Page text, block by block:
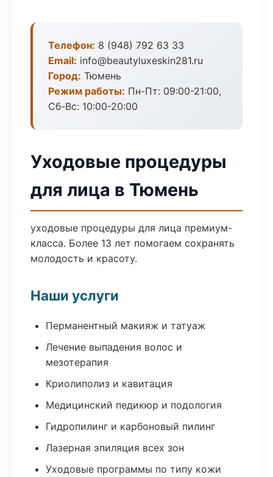
Телефон: 8 (948) 792 63 33
Email: info@beautyluxeskin281.ru
Город: Тюмень
Режим работы: Пн-Пт: 09:00-21:00,
Сб-Вс: 10:00-20:00
Уходовые процедуры
для лица в Тюмень
уходовые процедуры для лица премиум-
класса. Более 13 лет помогаем сохранять
молодость и красоту.
Наши услуги
Перманентный макияж и татуаж
Лечение выпадения волос и
мезотерапия
Криолиполиз и кавитация
Медицинский педикюр и подология
Гидропилинг и карбоновый пилинг
Лазерная эпиляция всех зон
Уходовые программы по типу кожи